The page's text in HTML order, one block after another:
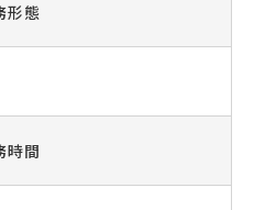
形態
時間